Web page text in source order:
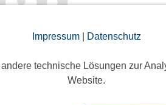
Impressum| Datenschutz
technische Lösungen zur
Website.
hatte keine Anmeldungen